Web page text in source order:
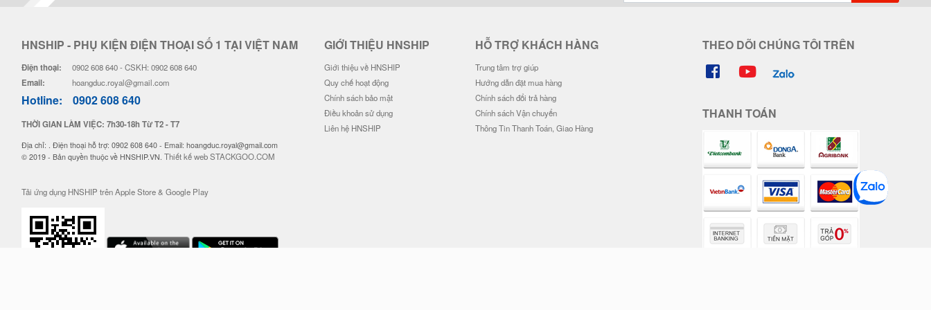
HNSHIP - PHỤ KIỆN ĐIỆN THOẠI SỐ 1 TẠI VIỆT NAM
Điện thoại: 0902 608 640 - CSKH: 0902 608 640
Email: hoangduc.royal@gmail.com
Hotline: 0902 608 640
THỜI GIAN LÀM VIỆC: 7h30-18h Từ T2 - T7
Địa chỉ: . Điện thoại hỗ trợ: 0902 608 640 - Email: hoangduc.royal@gmail.com
© 2019 - Bản quyền thuộc về HNSHIP.VN.Thiết kế web STACKGOO.COM
Tải ứng dụng HNSHIP trên Apple Store & Google Play
GIỚI THIỆU HNSHIP
Giới thiệu về HNSHIP
Quy chế hoạt động
Chính sách bảo mật
Điều khoản sử dụng
Liên hệ HNSHIP
HỖ TRỢ KHÁCH HÀNG
Trung tâm trợ giúp
Hướng dẫn đặt mua hàng
Chính sách đổi trả hàng
Chính sách Vận chuyển
Thông Tin Thanh Toán, Giao Hàng
THEO DÕI CHÚNG TÔI TRÊN
THANH TOÁN